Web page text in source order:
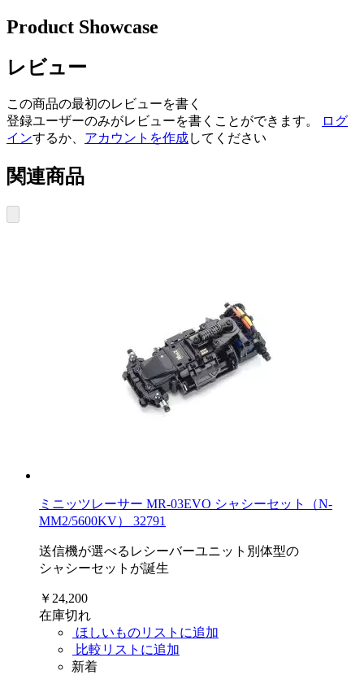
Product Showcase
レビュー
この商品の最初のレビューを書く
登録ユーザーのみがレビューを書くことができます。
ログ
インするか、 アカウントを作成してください
関連商品
ミニッツレーサー MR-03EVO シャシーセット（N-
MM2/5600KV） 32791
送信機が選べるレシーバーユニット別体型の
シャシーセットが誕生
￥24,200
在庫切れ
ほしいものリストに追加
比較リストに追加
新着